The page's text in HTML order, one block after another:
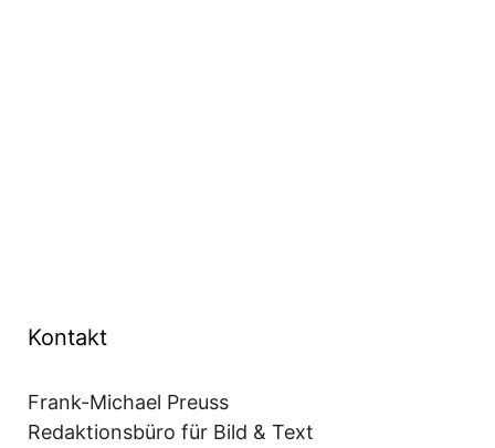
Kontakt
Frank-Michael Preuss
Redaktionsbüro für Bild & Text